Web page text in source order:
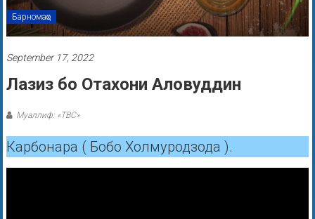
Барномаҳо
September 17, 2022
Лазиз бо Отахони Аловуддин
Муаллиф: «ТВС»
Карбонара ( Бобо Холмуродзода ).